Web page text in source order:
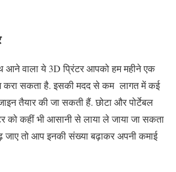
आने वाला ये 3D प्रिंटर आपको हम महीने एक
सकता है. इसकी मदद से कम लागत में कई
तैयार की जा सकती हैं. छोटा और पोर्टेबल
को कहीं भी आसानी से लाया ले जाया जा सकता
जाए तो आप इनकी संख्या बढ़ाकर अपनी कमाई